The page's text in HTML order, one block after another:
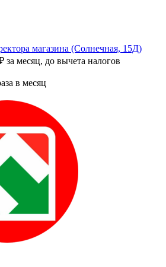
магазина (Солнечная, 15Д)
за месяц, до вычета налогов
в месяц